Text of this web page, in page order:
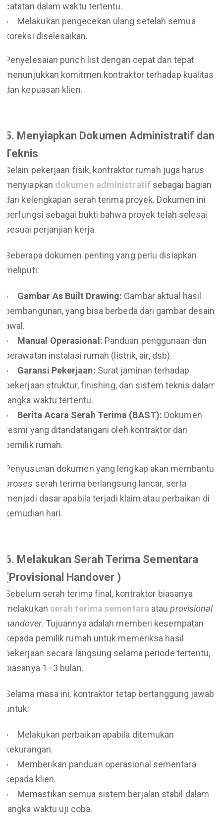
catatan dalam waktu tertentu.
Melakukan pengecekan ulang setelah semua
koreksi diselesaikan.
Penyelesaian punch list dengan cepat dan tepat
menunjukkan komitmen kontraktor terhadap kualitas
dan kepuasan klien.
5. Menyiapkan Dokumen Administratif dan
Teknis
Selain pekerjaan fisik, kontraktor rumah juga harus
menyiapkan dokumen administratifsebagai bagian
dari kelengkapan serah terima proyek. Dokumen ini
berfungsi sebagai bukti bahwa proyek telah selesai
sesuai perjanjian kerja.
Beberapa dokumen penting yang perlu disiapkan
meliputi:
Gambar As Built Drawing: Gambar aktual hasil
pembangunan, yang bisa berbeda dari gambar desain
awal.
Manual Operasional: Panduan penggunaan dan
perawatan instalasi rumah (listrik, air, dsb).
Garansi Pekerjaan: Surat jaminan terhadap
pekerjaan struktur, finishing, dan sistem teknis dalam
jangka waktu tertentu.
Berita Acara Serah Terima (BAST): Dokumen
resmi yang ditandatangani oleh kontraktor dan
pemilik rumah.
Penyusunan dokumen yang lengkap akan membantu
proses serah terima berlangsung lancar, serta
menjadi dasar apabila terjadi klaim atau perbaikan di
kemudian hari.
6. Melakukan Serah Terima Sementara
(Provisional Handover )
Sebelum serah terima final, kontraktor biasanya
melakukan serah terima sementara atauprovisional
handover. Tujuannya adalah memberi kesempatan
kepada pemilik rumah untuk memeriksa hasil
pekerjaan secara langsung selama periode tertentu,
biasanya 1–3 bulan.
Selama masa ini, kontraktor tetap bertanggung jawab
untuk:
Melakukan perbaikan apabila ditemukan
kekurangan.
Memberikan panduan operasional sementara
kepada klien.
Memastikan semua sistem berjalan stabil dalam
jangka waktu uji coba.